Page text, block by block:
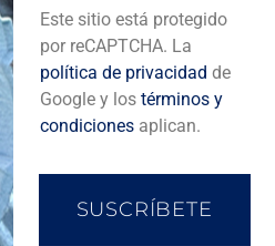
tu look
l
e
t
r
ó
Este sitio está protegido
por reCAPTCHA. La
política de privacidad de
Google y los términos y
condicionesaplican.
SUSCRÍBETE